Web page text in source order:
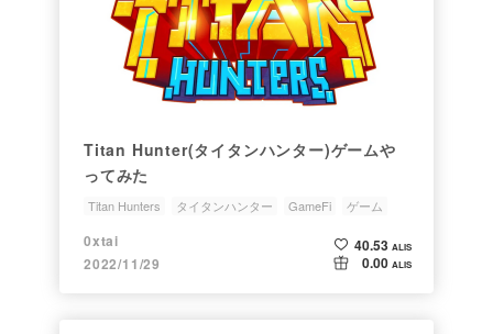
Titan Hunter(タイタンハンター)ゲームや
ってみた
Titan Hunters タイタンハンター GameFi
ゲーム
Crypto
0xtai
2022/11/29
40.53 ALIS
0.00 ALIS